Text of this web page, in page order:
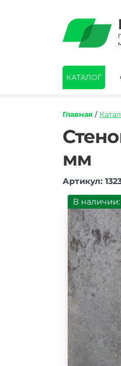
КАТАЛОГ
Главная /
https://
panel-
vivipan-
vp-
loft-
temnyy-
2700h250h9-
mm.jpg
мм
Артикул:
В